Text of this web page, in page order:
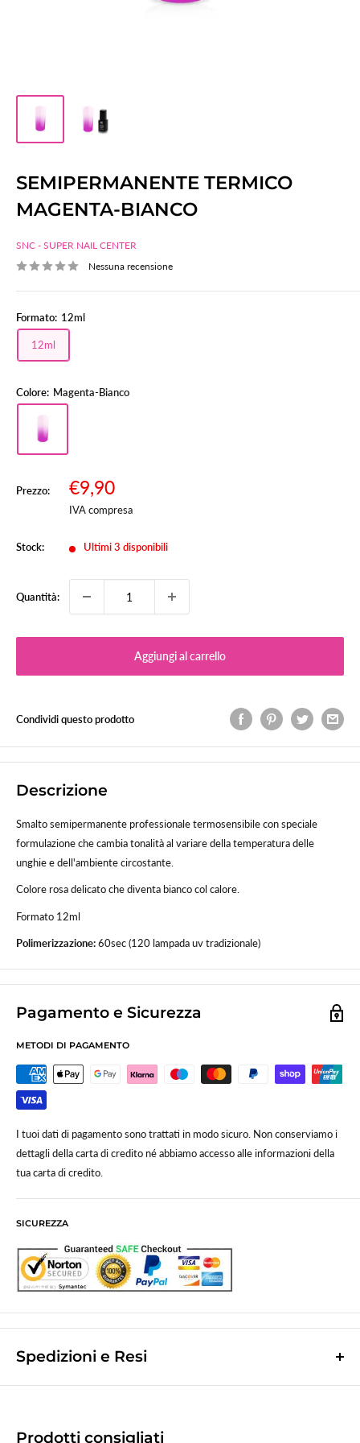
SEMIPERMANENTE TERMICO
MAGENTA-BIANCO
SNC - SUPER NAIL CENTER
Nessuna recensione
Formato: 12ml
12ml
Colore: Magenta-Bianco
Prezzo:
Prezzo
scontato
€9,90
IVA compresa
Stock: Ultimi 3 disponibili
Quantità:
Aggiungi al carrello
Condividi questo prodotto
Descrizione
Smalto semipermanente professionale termosensibile con speciale
formulazione che cambia tonalità al variaredella temperatura delle
unghie e dell'ambiente circostante.
Colore rosa delicato che diventa bianco col calore.
Formato 12ml
Polimerizzazione:60sec (120 lampada uv tradizionale)
Pagamento e Sicurezza
METODI DI PAGAMENTO
I tuoi dati di pagamento sono trattati in modo sicuro. Non conserviamo i
dettagli della carta di credito né abbiamo accesso alle informazioni della
tua carta di credito.
SICUREZZA
Spedizioni e Resi
Le spese di spedizione sono a contributo fisso di10,0€e vengono
(Spese di spedizione gratuite per ordini superiori a
Prodotti consigliati